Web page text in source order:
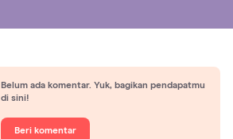
Belum ada komentar. Yuk, bagikan pendapatmu
di sini!
Beri komentar